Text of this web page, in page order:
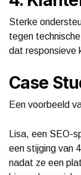
Sterke
tegen
dat responsieve
Case
Een voorbeeld
Lisa, een SEO-
een stijging van
nadat ze een